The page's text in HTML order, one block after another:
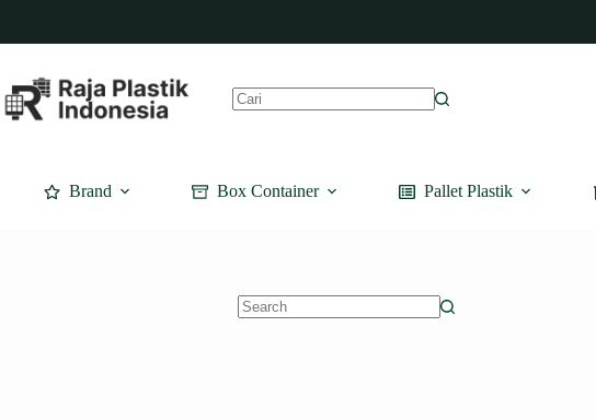
content
Brand Box Container Pallet Plastik